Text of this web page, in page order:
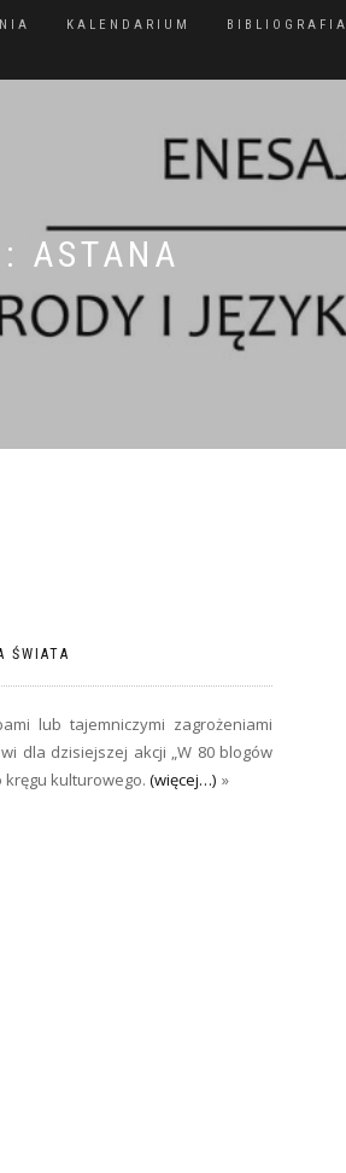
KALENDARIUM BIBLIOGRAFIA
ASTANA
ŚWIATA
lub tajemniczymi zagrożeniami
dla dzisiejszej akcji „W 80 blogów
kręgu kulturowego. (więcej…)